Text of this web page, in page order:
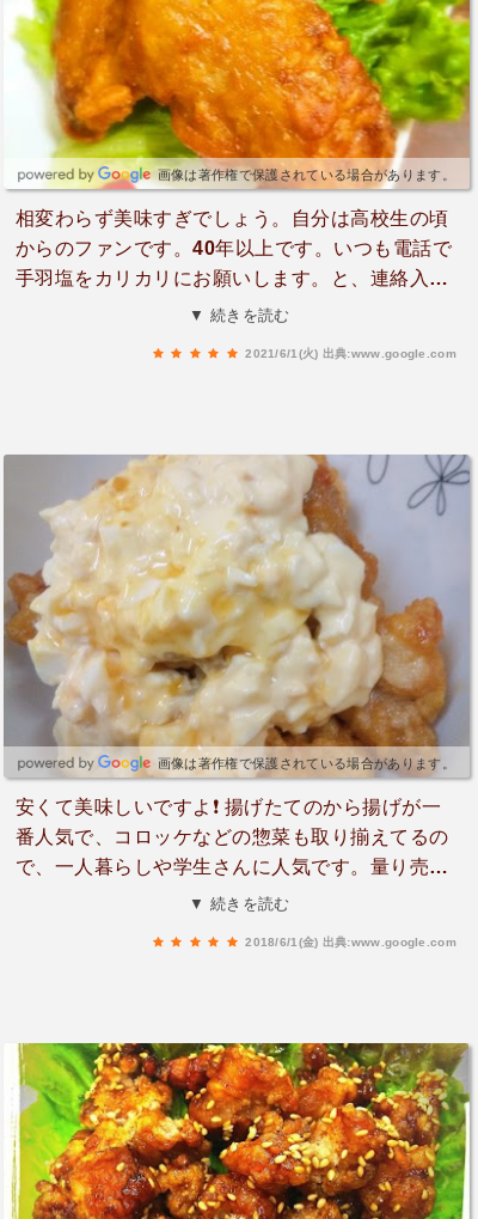
画像は著作権で保護されている場合があります。
相変わらず美味すぎでしょう。自分は高校生の頃
からのファンです。40年以上です。いつも電話で
手羽塩をカリカリにお願いします。と、連絡入れ
て買わせてもらってます！また、行きます。
▼ 続きを読む
2021/6/1(火) 出典:www.google.com
画像は著作権で保護されている場合があります。
安くて美味しいですよ❗ 揚げたてのから揚げが一
番人気で、コロッケなどの惣菜も取り揃えてるの
で、一人暮らしや学生さんに人気です。量り売り
なので、少量から購入することが可能です‼
▼ 続きを読む
2018/6/1(金) 出典:www.google.com